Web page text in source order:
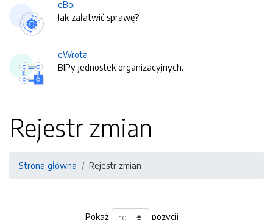
eBoi
Jak załatwić sprawę?
eWrota
BIPy jednostek organizacyjnych.
Rejestr zmian
Strona główna Rejestr zmian
Pokaż pozycji